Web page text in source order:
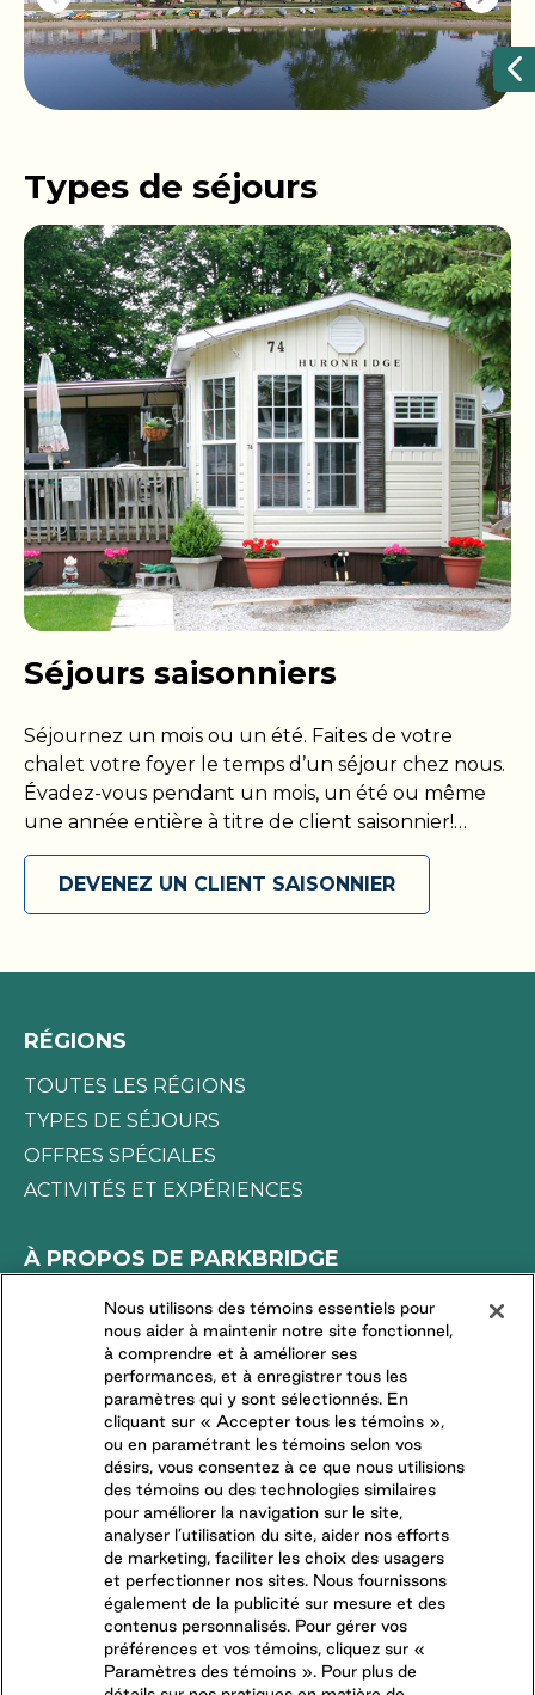
Types de séjours
Séjours saisonniers
Séjournez un mois ou un été. Faites de votre
chalet votre foyer le temps d’un séjour chez nous.
Évadez-vous pendant un mois, un été ou même
une année entière à titre de client saisonnier!
Présentez-vous avec votre propre VR ou installez-
vous dans votre chalet, puis maximisez votre
séjour parmi nous en accédant à toutes les
DEVENEZ UN CLIENT SAISONNIER
RÉGIONS
TOUTES LES RÉGIONS
TYPES DE SÉJOURS
OFFRES SPÉCIALES
ACTIVITÉS ET EXPÉRIENCES
À PROPOS DE PARKBRIDGE
LA DIFFÉRENCE PARKBRIDGE
DEMANDES DES MÉDIAS
TRAVAILLER CHEZ NOUS
COMMUNAUTÉS RÉSIDENTIELLES
CONNECTEZ-VOUS AVEC NOUS
SUIVEZ-NOUS SUR
Nous utilisons des témoins essentiels pour
nous aider à maintenir notre site fonctionnel,
à comprendre et à améliorer ses
performances, et à enregistrer tous les
paramètres qui y sont sélectionnés. En
cliquant sur « Accepter tous les témoins »,
ou en paramétrant les témoins selon vos
désirs, vous consentez à ce que nous utilisions
des témoins ou des technologies similaires
pour améliorer la navigation sur le site,
analyser l’utilisation du site, aider nos efforts
de marketing, faciliter les choix des usagers
et perfectionner nos sites. Nous fournissons
également de la publicité sur mesure et des
contenus personnalisés. Pour gérer vos
préférences et vos témoins, cliquez sur «
Paramètres des témoins ». Pour plus de